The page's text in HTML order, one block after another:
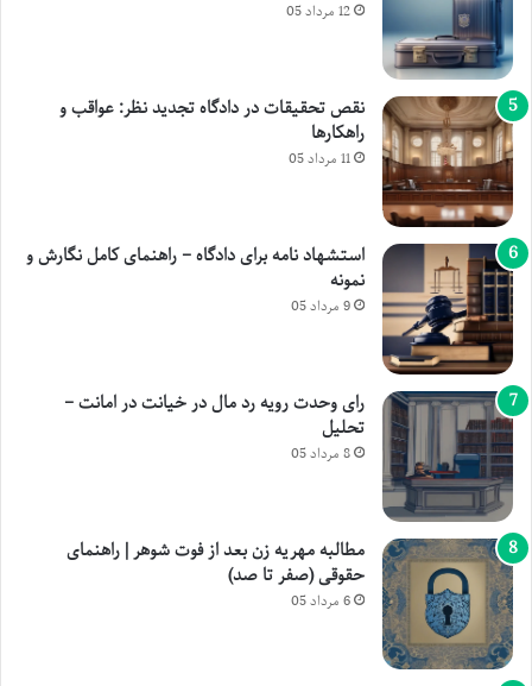
12 مرداد 05
نقص تحقیقات در دادگاه تجدید نظر: عواقب و
راهکارها
11 مرداد 05
استشهاد نامه برای دادگاه – راهنمای کامل نگارش و
نمونه
9 مرداد 05
رای وحدت رویه رد مال در خیانت در امانت –
تحلیل
8 مرداد 05
مطالبه مهریه زن بعد از فوت شوهر | راهنمای
حقوقی (صفر تا صد)
6 مرداد 05